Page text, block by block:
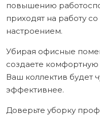
повышению
приходят на работу
настроением.
Убирая офисные
создаете
Ваш коллектив будет
эффективнее.
Доверьте уборку